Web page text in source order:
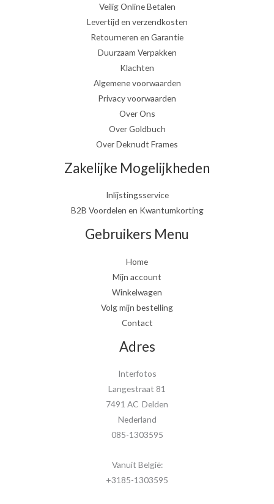
Veilig Online Betalen
Levertijd en verzendkosten
Retourneren en Garantie
Duurzaam Verpakken
Klachten
Algemene voorwaarden
Privacy voorwaarden
Over Ons
Over Goldbuch
Over Deknudt Frames
Zakelijke Mogelijkheden
Inlijstingsservice
B2B Voordelen en Kwantumkorting
Gebruikers Menu
Home
Mijn account
Winkelwagen
Volg mijn bestelling
Contact
Adres
Interfotos
Langestraat 81
7491 AC Delden
Nederland
085-1303595
Vanuit België:
+3185-1303595